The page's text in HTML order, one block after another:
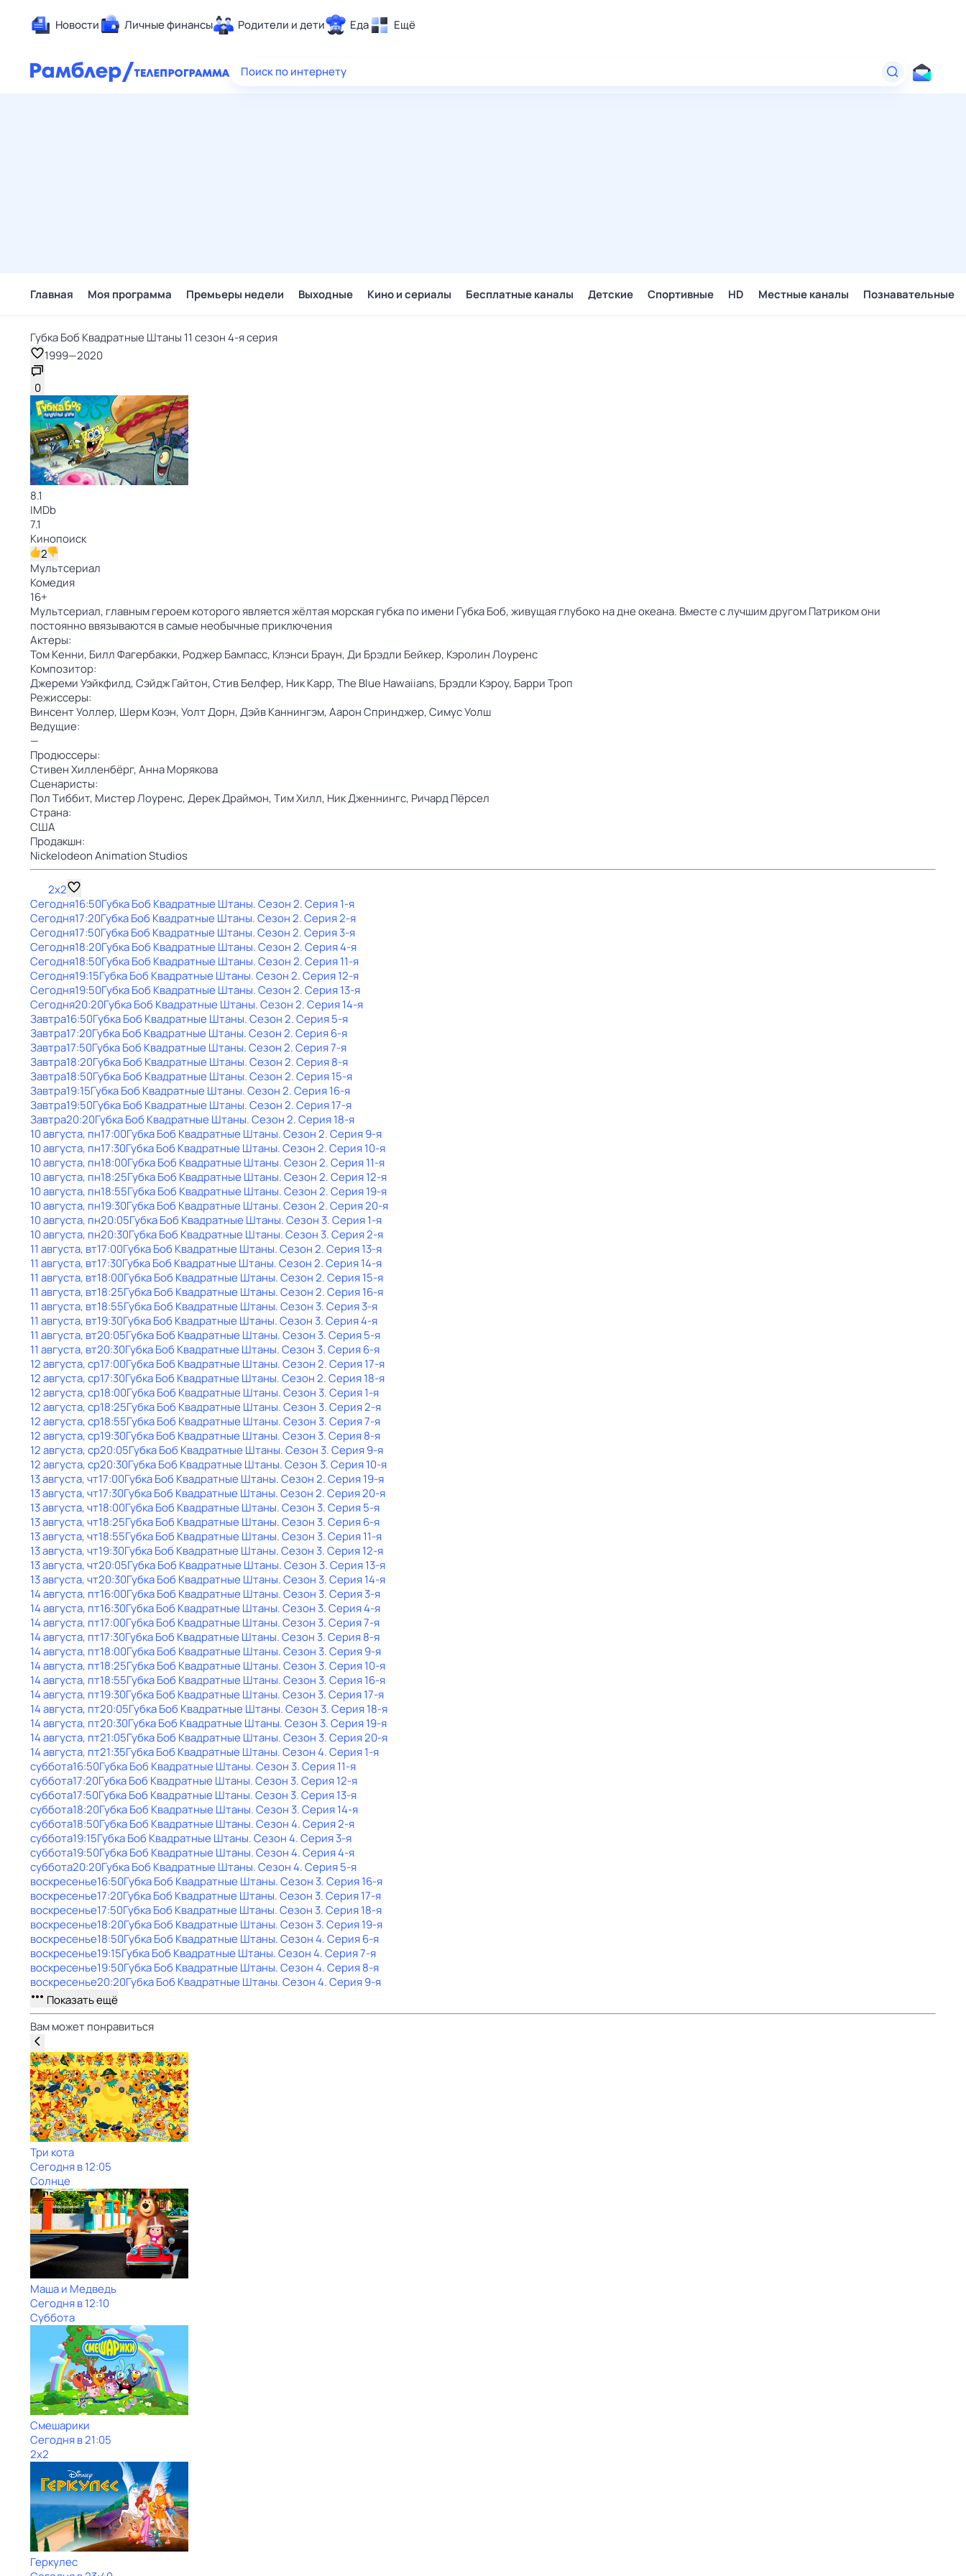
Новости Личные финансы Родители и дети Еда Ещё
Здоровье
Поиск по интернету
Главная Моя программа Премьеры недели Выходные Кино и сериалы Бесплатные каналы Детские Спортивные HD Местные каналы Познавательные
Губка Боб Квадратные Штаны 11 сезон 4-я серия
1999—2020
0
8.1
IMDb
7.1
Кинопоиск
2
Мультсериал
Комедия
16+
Мультсериал, главным героем которого является жёлтая морская губка по имени Губка Боб, живущая глубоко на дне океана. Вместе с лучшим другом Патриком они
постоянно ввязываются в самые необычные приключения
Актеры:
Том Кенни, Билл Фагербакки, Роджер Бампасс, Клэнси Браун,Ди Брэдли Бейкер, Кэролин Лоуренс
Композитор:
Джереми Уэйкфилд,Сэйдж Гайтон,Стив Белфер, Ник Карр,The Blue Hawaiians, Брэдли Кэроу, Барри Троп
Режиссеры:
Винсент Уоллер, Шерм Коэн,Уолт Дорн,Дэйв Каннингэм,Аарон Спринджер,Симус Уолш
Ведущие:
—
Продюссеры:
Стивен Хилленбёрг,Анна Морякова
Сценаристы:
Пол Тиббит, Мистер Лоуренс,Дерек Драймон,Тим Хилл, Ник Дженнингс, Ричард Пёрсел
Страна:
США
Продакшн:
Nickelodeon Animation Studios
2x2
Сегодня16:50Губка Боб Квадратные Штаны. Сезон 2. Серия 1-я
Сегодня17:20Губка Боб Квадратные Штаны. Сезон 2. Серия 2-я
Сегодня17:50Губка Боб Квадратные Штаны. Сезон 2. Серия 3-я
Сегодня18:20Губка Боб Квадратные Штаны. Сезон 2. Серия 4-я
Сегодня18:50Губка Боб Квадратные Штаны. Сезон 2. Серия 11-я
Сегодня19:15Губка Боб Квадратные Штаны. Сезон 2. Серия 12-я
Сегодня19:50Губка Боб Квадратные Штаны. Сезон 2. Серия 13-я
Сегодня20:20Губка Боб Квадратные Штаны. Сезон 2. Серия 14-я
Завтра16:50Губка Боб Квадратные Штаны. Сезон 2. Серия 5-я
Завтра17:20Губка Боб Квадратные Штаны. Сезон 2. Серия 6-я
Завтра17:50Губка Боб Квадратные Штаны. Сезон 2. Серия 7-я
Завтра18:20Губка Боб Квадратные Штаны. Сезон 2. Серия 8-я
Завтра18:50Губка Боб Квадратные Штаны. Сезон 2. Серия 15-я
Завтра19:15Губка Боб Квадратные Штаны. Сезон 2. Серия 16-я
Завтра19:50Губка Боб Квадратные Штаны. Сезон 2. Серия 17-я
Завтра20:20Губка Боб Квадратные Штаны. Сезон 2. Серия 18-я
10 августа, пн17:00Губка Боб Квадратные Штаны. Сезон 2. Серия 9-я
10 августа, пн17:30Губка Боб Квадратные Штаны. Сезон 2. Серия 10-я
10 августа, пн18:00Губка Боб Квадратные Штаны. Сезон 2. Серия 11-я
10 августа, пн18:25Губка Боб Квадратные Штаны. Сезон 2. Серия 12-я
10 августа, пн18:55Губка Боб Квадратные Штаны. Сезон 2. Серия 19-я
10 августа, пн19:30Губка Боб Квадратные Штаны. Сезон 2. Серия 20-я
10 августа, пн20:05Губка Боб Квадратные Штаны. Сезон 3. Серия 1-я
10 августа, пн20:30Губка Боб Квадратные Штаны. Сезон 3. Серия 2-я
11 августа, вт17:00Губка Боб Квадратные Штаны. Сезон 2. Серия 13-я
11 августа, вт17:30Губка Боб Квадратные Штаны. Сезон 2. Серия 14-я
11 августа, вт18:00Губка Боб Квадратные Штаны. Сезон 2. Серия 15-я
11 августа, вт18:25Губка Боб Квадратные Штаны. Сезон 2. Серия 16-я
11 августа, вт18:55Губка Боб Квадратные Штаны. Сезон 3. Серия 3-я
11 августа, вт19:30Губка Боб Квадратные Штаны. Сезон 3. Серия 4-я
11 августа, вт20:05Губка Боб Квадратные Штаны. Сезон 3. Серия 5-я
11 августа, вт20:30Губка Боб Квадратные Штаны. Сезон 3. Серия 6-я
12 августа, ср17:00Губка Боб Квадратные Штаны. Сезон 2. Серия 17-я
12 августа, ср17:30Губка Боб Квадратные Штаны. Сезон 2. Серия 18-я
12 августа, ср18:00Губка Боб Квадратные Штаны. Сезон 3. Серия 1-я
12 августа, ср18:25Губка Боб Квадратные Штаны. Сезон 3. Серия 2-я
12 августа, ср18:55Губка Боб Квадратные Штаны. Сезон 3. Серия 7-я
12 августа, ср19:30Губка Боб Квадратные Штаны. Сезон 3. Серия 8-я
12 августа, ср20:05Губка Боб Квадратные Штаны. Сезон 3. Серия 9-я
12 августа, ср20:30Губка Боб Квадратные Штаны. Сезон 3. Серия 10-я
13 августа, чт17:00Губка Боб Квадратные Штаны. Сезон 2. Серия 19-я
13 августа, чт17:30Губка Боб Квадратные Штаны. Сезон 2. Серия 20-я
13 августа, чт18:00Губка Боб Квадратные Штаны. Сезон 3. Серия 5-я
13 августа, чт18:25Губка Боб Квадратные Штаны. Сезон 3. Серия 6-я
13 августа, чт18:55Губка Боб Квадратные Штаны. Сезон 3. Серия 11-я
13 августа, чт19:30Губка Боб Квадратные Штаны. Сезон 3. Серия 12-я
13 августа, чт20:05Губка Боб Квадратные Штаны. Сезон 3. Серия 13-я
13 августа, чт20:30Губка Боб Квадратные Штаны. Сезон 3. Серия 14-я
14 августа, пт16:00Губка Боб Квадратные Штаны. Сезон 3. Серия 3-я
14 августа, пт16:30Губка Боб Квадратные Штаны. Сезон 3. Серия 4-я
14 августа, пт17:00Губка Боб Квадратные Штаны. Сезон 3. Серия 7-я
14 августа, пт17:30Губка Боб Квадратные Штаны. Сезон 3. Серия 8-я
14 августа, пт18:00Губка Боб Квадратные Штаны. Сезон 3. Серия 9-я
14 августа, пт18:25Губка Боб Квадратные Штаны. Сезон 3. Серия 10-я
14 августа, пт18:55Губка Боб Квадратные Штаны. Сезон 3. Серия 16-я
14 августа, пт19:30Губка Боб Квадратные Штаны. Сезон 3. Серия 17-я
14 августа, пт20:05Губка Боб Квадратные Штаны. Сезон 3. Серия 18-я
14 августа, пт20:30Губка Боб Квадратные Штаны. Сезон 3. Серия 19-я
14 августа, пт21:05Губка Боб Квадратные Штаны. Сезон 3. Серия 20-я
14 августа, пт21:35Губка Боб Квадратные Штаны. Сезон 4. Серия 1-я
суббота16:50Губка Боб Квадратные Штаны. Сезон 3. Серия 11-я
суббота17:20Губка Боб Квадратные Штаны. Сезон 3. Серия 12-я
суббота17:50Губка Боб Квадратные Штаны. Сезон 3. Серия 13-я
суббота18:20Губка Боб Квадратные Штаны. Сезон 3. Серия 14-я
суббота18:50Губка Боб Квадратные Штаны. Сезон 4. Серия 2-я
суббота19:15Губка Боб Квадратные Штаны. Сезон 4. Серия 3-я
суббота19:50Губка Боб Квадратные Штаны. Сезон 4. Серия 4-я
суббота20:20Губка Боб Квадратные Штаны. Сезон 4. Серия 5-я
воскресенье16:50Губка Боб Квадратные Штаны. Сезон 3. Серия 16-я
воскресенье17:20Губка Боб Квадратные Штаны. Сезон 3. Серия 17-я
воскресенье17:50Губка Боб Квадратные Штаны. Сезон 3. Серия 18-я
воскресенье18:20Губка Боб Квадратные Штаны. Сезон 3. Серия 19-я
воскресенье18:50Губка Боб Квадратные Штаны. Сезон 4. Серия 6-я
воскресенье19:15Губка Боб Квадратные Штаны. Сезон 4. Серия 7-я
воскресенье19:50Губка Боб Квадратные Штаны. Сезон 4. Серия 8-я
воскресенье20:20Губка Боб Квадратные Штаны. Сезон 4. Серия 9-я
Показать ещё
Вам может понравиться
Три кота
Сегодня в 12:05
Солнце
Маша и Медведь
Сегодня в 12:10
Суббота
Смешарики
Сегодня в 21:05
2x2
Геркулес